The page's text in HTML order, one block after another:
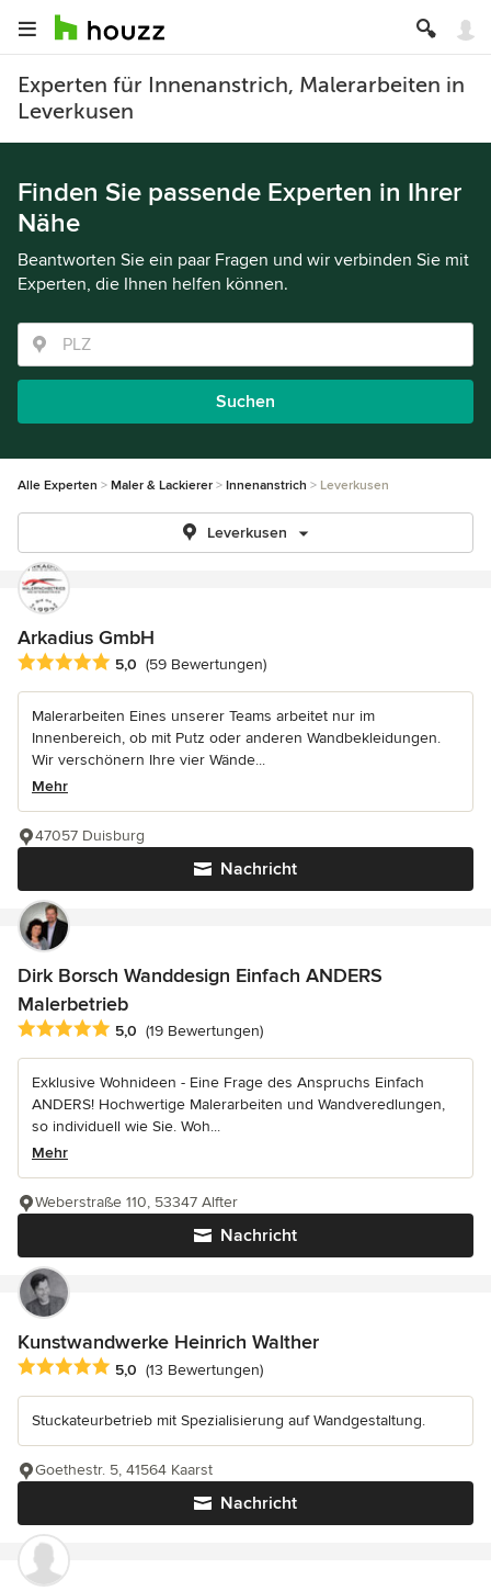
Experten für Innenanstrich, Malerarbeiten in
Leverkusen
Finden Sie passende Experten in Ihrer
Nähe
Beantworten Sie ein paar Fragen und wir verbinden Sie mit
Experten, die Ihnen helfen können.
Suchen
Alle Experten Maler & Lackierer Innenanstrich Leverkusen
Leverkusen
Arkadius GmbH
Durchschnittliche Bewertung: 5 von 5 Sternen
5,0 (59 Bewertungen)
Malerarbeiten Eines unserer Teams arbeitet nur im
Innenbereich, ob mit Putz oder anderen Wandbekleidungen.
Wir verschönern Ihre vier Wände...
Mehr
Nachricht
47057 Duisburg
Dirk Borsch Wanddesign Einfach ANDERS
Malerbetrieb
Durchschnittliche Bewertung: 5 von 5 Sternen
5,0 (19 Bewertungen)
Exklusive Wohnideen - Eine Frage des Anspruchs Einfach
ANDERS! Hochwertige Malerarbeiten und Wandveredlungen,
so individuell wie Sie. Woh...
Mehr
Nachricht
Weberstraße 110, 53347 Alfter
Kunstwandwerke Heinrich Walther
Durchschnittliche Bewertung: 5 von 5 Sternen
5,0 (13 Bewertungen)
Stuckateurbetrieb mit Spezialisierung auf Wandgestaltung.
Nachricht
Goethestr. 5, 41564 Kaarst